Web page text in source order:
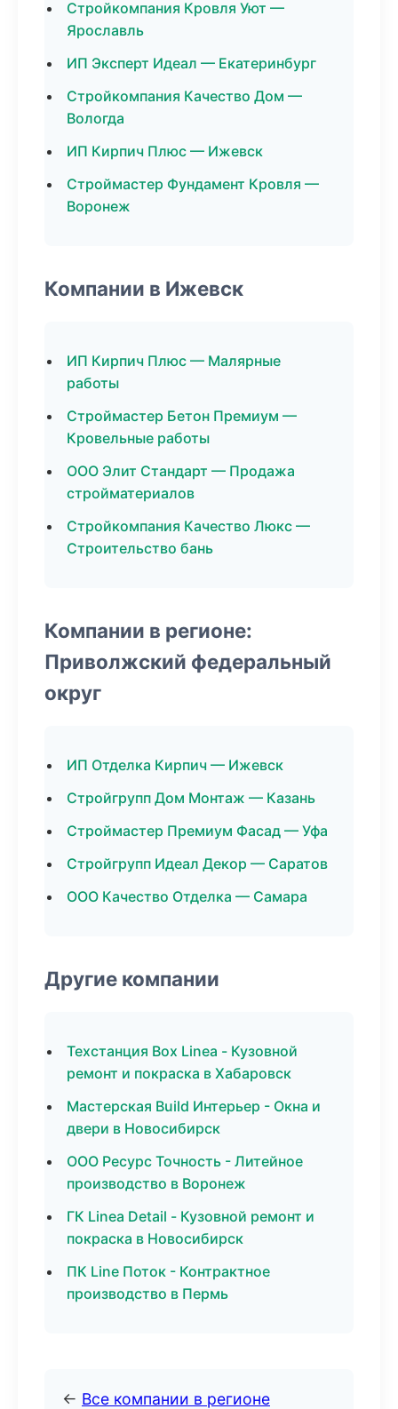
Стройкомпания Кровля Уют —
Ярославль
ИП Эксперт Идеал — Екатеринбург
Стройкомпания Качество Дом —
Вологда
ИП Кирпич Плюс — Ижевск
Строймастер Фундамент Кровля —
Воронеж
Компании в Ижевск
ИП Кирпич Плюс — Малярные
работы
Строймастер Бетон Премиум —
Кровельные работы
ООО Элит Стандарт — Продажа
стройматериалов
Стройкомпания Качество Люкс —
Строительство бань
Компании в регионе:
Приволжский федеральный
округ
ИП Отделка Кирпич — Ижевск
Стройгрупп Дом Монтаж — Казань
Строймастер Премиум Фасад — Уфа
Стройгрупп Идеал Декор — Саратов
ООО Качество Отделка — Самара
Другие компании
Техстанция Box Linea - Кузовной
ремонт и покраска в Хабаровск
Мастерская Build Интерьер - Окна и
двери в Новосибирск
ООО Ресурс Точность - Литейное
производство в Воронеж
ГК Linea Detail - Кузовной ремонт и
покраска в Новосибирск
ПК Line Поток - Контрактное
производство в Пермь
← Все компании в регионе